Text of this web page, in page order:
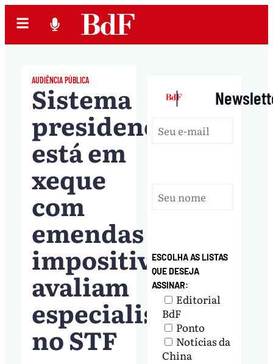
AUDIÊNCIA PÚBLICA
Sistema
presidencialista
está em
xeque
com
emendas
impositivas,
avaliam
especialistas
no STF
|
ESCOLHA AS LISTAS
QUE DESEJA
ASSINAR:
Editorial
BdF
Ponto
Notícias da
China